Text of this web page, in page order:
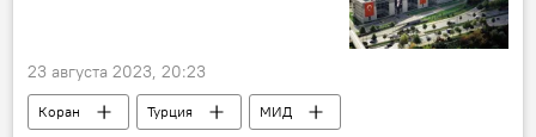
23 августа 2023, 20:23
Коран Турция
МИД